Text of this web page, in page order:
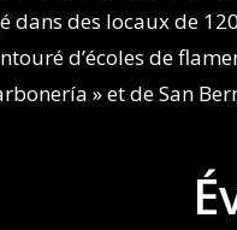
dans des locaux de
d’écoles de
» et de San